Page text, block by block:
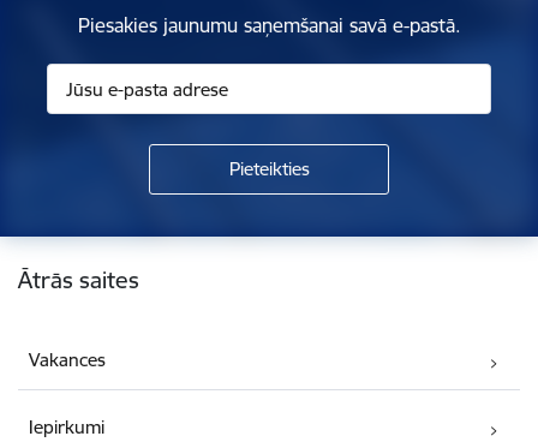
Piesakies jaunumu saņemšanai savā e-pastā.
Kājene
Ātrās saites
Vakances
Iepirkumi